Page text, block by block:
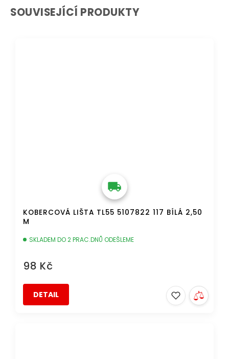
SOUVISEJÍCÍ PRODUKTY
KOBERCOVÁ LIŠTA TL55 5107822 117 BÍLÁ 2,50
M
SKLADEM DO 2 PRAC.DNŮ ODEŠLEME
98 Kč
DETAIL